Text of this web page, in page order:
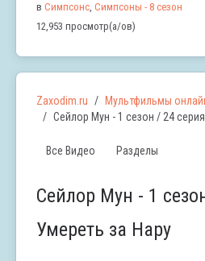
в Симпсонс Симпсоны - 8 сезон
12,953 просмотр(а/ов)
Zaxodim.ru Мультфильмы
Сейлор Мун - 1 сезон / 24
Все Видео Разделы
Сейлор Мун - 1
Умереть за Hару